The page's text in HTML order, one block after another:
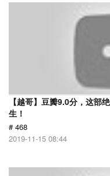
【越哥】豆瓣9.0分，这部
生！
# 468
2019-11-15 08:44